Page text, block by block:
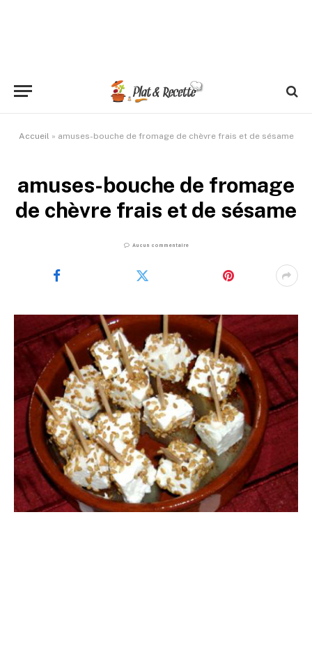
Accueil » amuses-bouche de fromage de chèvre frais et de sésame
amuses-bouche de fromage
de chèvre frais et de sésame
Aucun commentaire